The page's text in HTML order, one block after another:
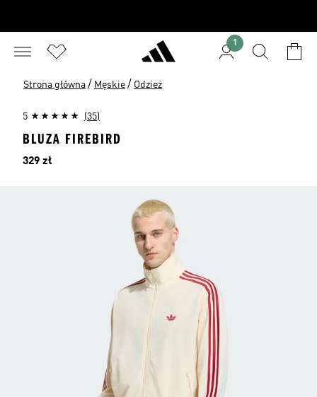
1
Strona główna / Męskie / Odzież
5 (35)
BLUZA FIREBIRD
Cena
329 zł